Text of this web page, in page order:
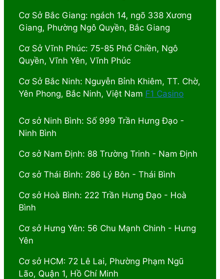
Cơ Sở Bắc Giang: ngách 14, ngõ 338 Xương
Giang, Phường Ngô Quyền, Bắc Giang
Cơ Sở Vĩnh Phúc: 75-85 Phố Chiền, Ngô
Quyền, Vĩnh Yên, Vĩnh Phúc
Cơ Sở Bắc Ninh: Nguyễn Bỉnh Khiêm, TT. Chờ,
Yên Phong, Bắc Ninh, Việt Nam F1 Casino
Cơ sở Ninh Bình: Số 999 Trần Hưng Đạo -
Ninh Bình
Cơ sở Nam Định: 88 Trường Trinh - Nam Định
Cơ sở Thái Bình: 286 Lý Bôn - Thái Bình
Cơ sở Hoà Bình: 222 Trần Hưng Đạo - Hoà
Bình
Cơ sở Hưng Yên: 56 Chu Mạnh Chinh - Hưng
Yên
Cơ sở HCM: 72 Lê Lai, Phường Phạm Ngũ
Lão, Quận 1, Hồ Chí Minh